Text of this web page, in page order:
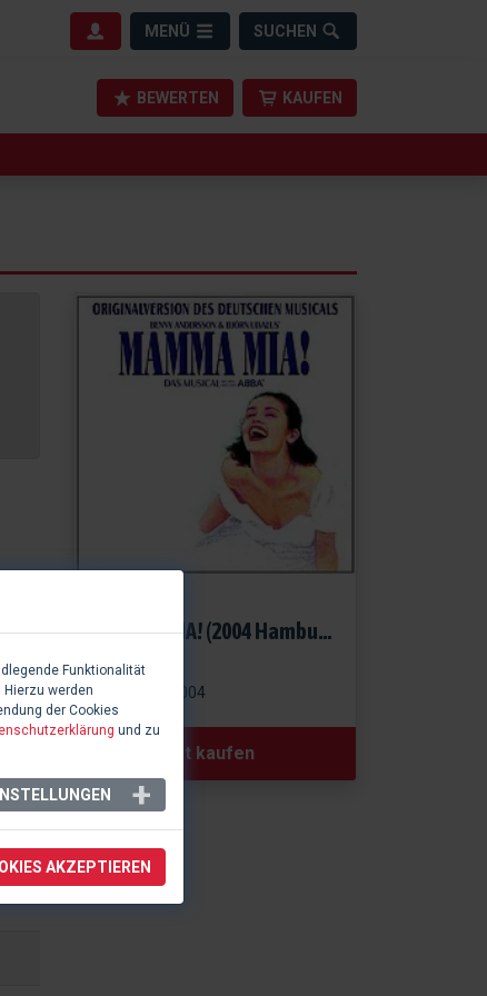
MENÜ SUCHEN
BEWERTEN KAUFEN
MAMMA MIA! (2004 Hamburg)
CD
20.06.2004
Produkt kaufen
Funktionalität
werden
der Cookies
und zu
AKZEPTIEREN